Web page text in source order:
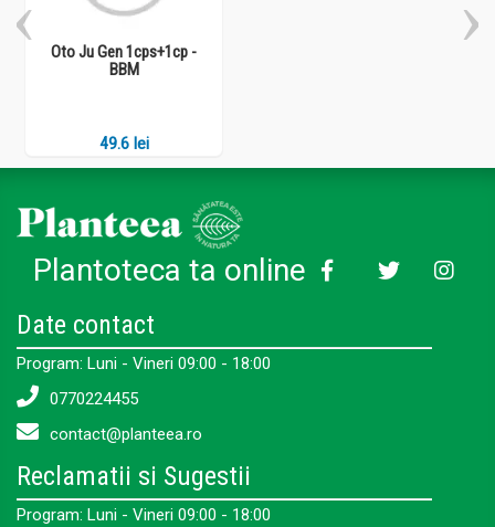
Oto Ju Gen 1cps+1cp -
BBM
49.6 lei
Plantoteca ta online
Date contact
Program: Luni - Vineri 09:00 - 18:00
0770224455
contact@planteea.ro
Reclamatii si Sugestii
Program: Luni - Vineri 09:00 - 18:00